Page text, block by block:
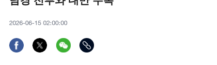
2026-06-15 02:00:00